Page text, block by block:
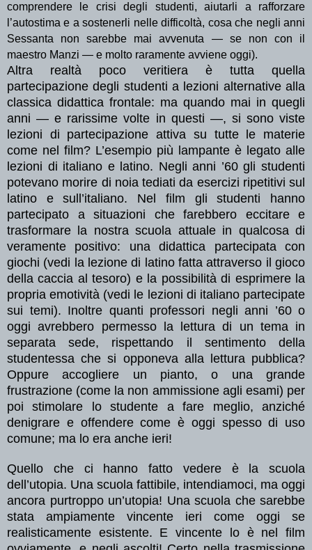
comprendere le crisi degli studenti, aiutarli a rafforzare
l’autostima e a sostenerli nelle difficoltà, cosa che negli anni
Sessanta non sarebbe mai avvenuta — se non con il
maestro Manzi — e molto raramente avviene oggi).
Altra realtà poco veritiera è tutta quella
partecipazione degli studenti a lezioni alternative alla
classica didattica frontale: ma quando mai in quegli
anni — e rarissime volte in questi —, si sono viste
lezioni di partecipazione attiva su tutte le materie
come nel film? L’esempio più lampante è legato alle
lezioni di italiano e latino. Negli anni ’60 gli studenti
potevano morire di noia tediati da esercizi ripetitivi sul
latino e sull’italiano. Nel film gli studenti hanno
partecipato a situazioni che farebbero eccitare e
trasformare la nostra scuola attuale in qualcosa di
veramente positivo: una didattica partecipata con
giochi (vedi la lezione di latino fatta attraverso il gioco
della caccia al tesoro) e la possibilità di esprimere la
propria emotività (vedi le lezioni di italiano partecipate
sui temi). Inoltre quanti professori negli anni ’60 o
oggi avrebbero permesso la lettura di un tema in
separata sede, rispettando il sentimento della
studentessa che si opponeva alla lettura pubblica?
Oppure accogliere un pianto, o una grande
frustrazione (come la non ammissione agli esami) per
poi stimolare lo studente a fare meglio, anziché
denigrare e offendere come è oggi spesso di uso
comune; ma lo era anche ieri!
Quello che ci hanno fatto vedere è la scuola
dell’utopia. Una scuola fattibile, intendiamoci, ma oggi
ancora purtroppo un’utopia! Una scuola che sarebbe
stata ampiamente vincente ieri come oggi se
realisticamente esistente. E vincente lo è nel film